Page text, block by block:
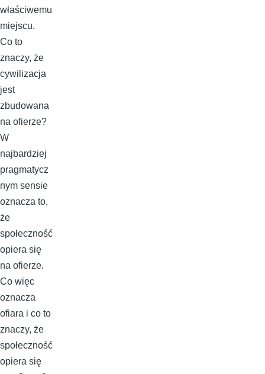
właściwemu
miejscu.
Co to
znaczy, że
cywilizacja
jest
zbudowana
na ofierze?
W
najbardziej
pragmatycz
nym sensie
oznacza to,
że
społeczność
opiera się
na ofierze.
Co więc
oznacza
ofiara i co to
znaczy, że
społeczność
opiera się